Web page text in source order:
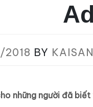
2018 BY KAISAN
những người đã